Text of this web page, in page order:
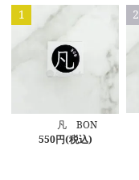
1
凡 BON
550円(税込)
2